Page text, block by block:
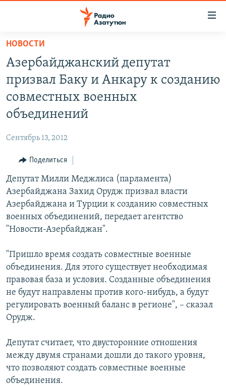
Перейти
основному
содержанию
Перейти
основной
Перейти
поиску
ГЛАВНАЯ
НОВОСТИ
ПОЛИТИКА
ОБЩЕСТВО
РЕГИОН
НАГОРНЫЙ КАРАБАХ
КУЛЬТУРА
СПОРТ
АРХИВ
English
Русский
Все сайты Радио Азатутюн
НОВОСТИ
Азербайджанский депутат
призвал Баку и Анкару к созданию
совместных военных
объединений
Сентябрь 13, 2012
Поделиться
Депутат Милли Меджлиса (парламента)
Азербайджана Захид Орудж призвал власти
Азербайджана и Турции к созданию совместных
военных объединений, передает агентство
"Новости-Азербайджан".
"Пришло время создать совместные военные
объединения. Для этого существует необходимая
правовая база и условия. Созданные объединения
не будут направлены против кого-нибудь, а будут
регулировать военный баланс в регионе", – сказал
Орудж.
Депутат считает, что двусторонние отношения
между двумя странами дошли до такого уровня,
что позволяют создать совместные военные
объединения.